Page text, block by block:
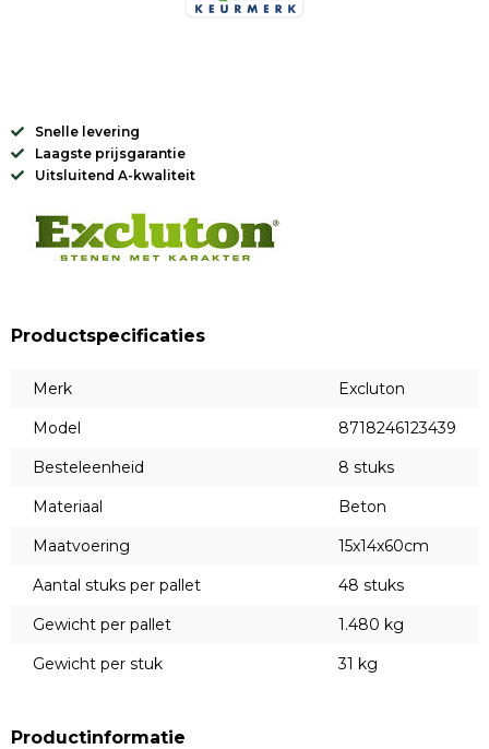
Snelle levering
Laagste prijsgarantie
Uitsluitend A-kwaliteit
Productspecificaties
Merk
Excluton
Model
8718246123439
Besteleenheid
8 stuks
Materiaal
Beton
Maatvoering
15x14x60cm
Aantal stuks per pallet
48 stuks
Gewicht per pallet
1.480 kg
Gewicht per stuk
31 kg
Productinformatie